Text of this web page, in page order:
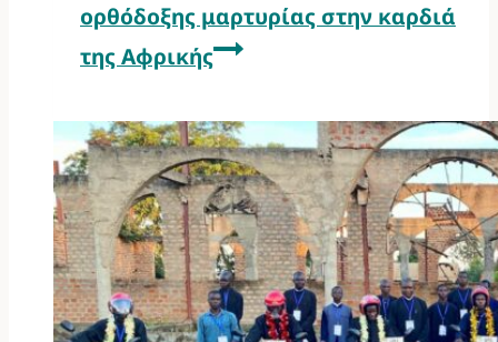
ορθόδοξης μαρτυρίας στην καρδιά
της Αφρικής